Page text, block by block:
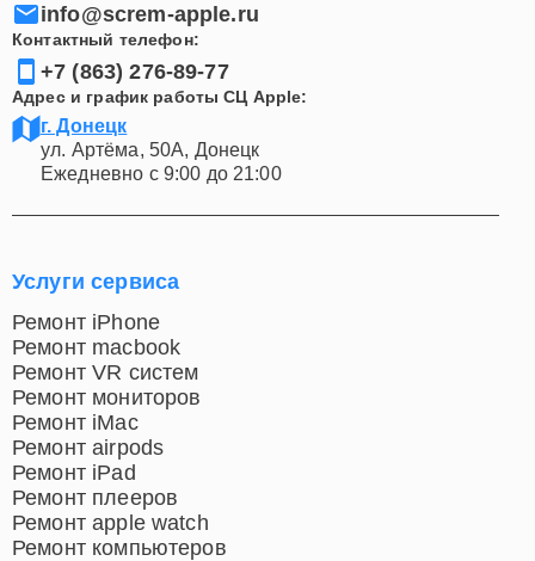
info@screm-apple.ru
Контактный телефон:
+7 (863) 276-89-77
Адрес и график работы СЦ Apple:
г. Донецк
ул. Артёма, 50А, Донецк
Ежедневно с 9:00 до 21:00
Услуги сервиса
Ремонт iPhone
Ремонт macbook
Ремонт VR систем
Ремонт мониторов
Ремонт iMac
Ремонт airpods
Ремонт iPad
Ремонт плееров
Ремонт apple watch
Ремонт компьютеров